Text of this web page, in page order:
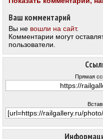
Прямая
Ваш комментарий
Вы не вошли на сайт.
Комментарии могут
пользователи.